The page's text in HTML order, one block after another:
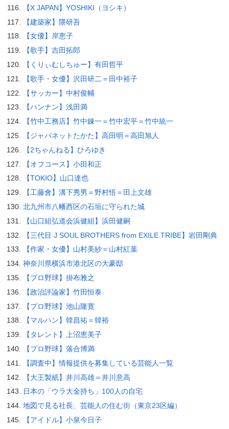
【X JAPAN】YOSHIKI（ヨシキ）
【建築家】隈研吾
【女優】岸恵子
【歌手】吉田拓郎
【くりぃむしちゅー】有田哲平
【歌手・女優】沢田研二＝田中裕子
【サッカー】中村俊輔
【ハンナン】浅田満
【竹中工務店】竹中錬一＝竹中宏平＝竹中統一
【ジャパネットたかた】高田明＝高田旭人
【2ちゃんねる】ひろゆき
【オフコース】小田和正
【TOKIO】山口達也
【工藤會】溝下秀男＝野村悟＝田上文雄
北九州市八幡西区の石垣に守られた城
【山口組弘道会浜健組】浜田健嗣
【三代目 J SOUL BROTHERS from EXILE TRIBE】岩田剛典
【作家・女優】山村美紗＝山村紅葉
神奈川県横浜市港北区の大豪邸
【プロ野球】掛布雅之
【政治評論家】竹田恒泰
【プロ野球】池山隆寛
【マルハン】韓昌祐＝韓裕
【タレント】上沼恵美子
【プロ野球】落合博満
【調査中】情報提供を募集している芸能人一覧
【大王製紙】井川高雄＝井川意高
日本の「ウラ大金持ち」100人の自宅
地図で見る社長、芸能人の住む街（東京23区編）
【アイドル】小泉今日子